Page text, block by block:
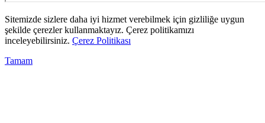
Sitemizde sizlere daha iyi hizmet verebilmek için gizliliğe uygun
şekilde çerezler kullanmaktayız. Çerez politikamızı
inceleyebilirsiniz. Çerez Politikası
Tamam